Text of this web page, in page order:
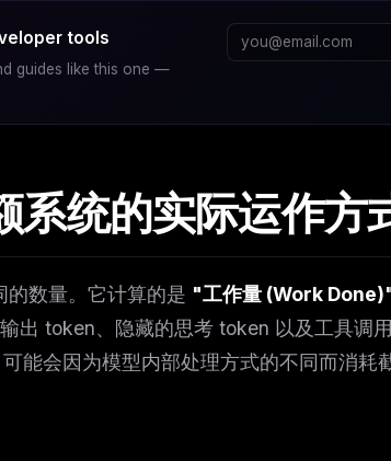
tools
guides like this one —
系统的实际运作方
数量。它计算的是 "工作量 (Work
出 token、隐藏的思考 token 以及工具调
能会因为模型内部处理方式的不同而消耗